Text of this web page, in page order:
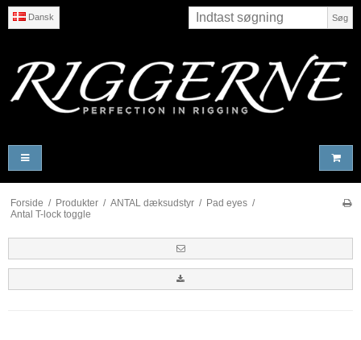
Dansk Søg
Forside / Produkter / ANTAL dæksudstyr / Pad eyes /
Antal T-lock toggle